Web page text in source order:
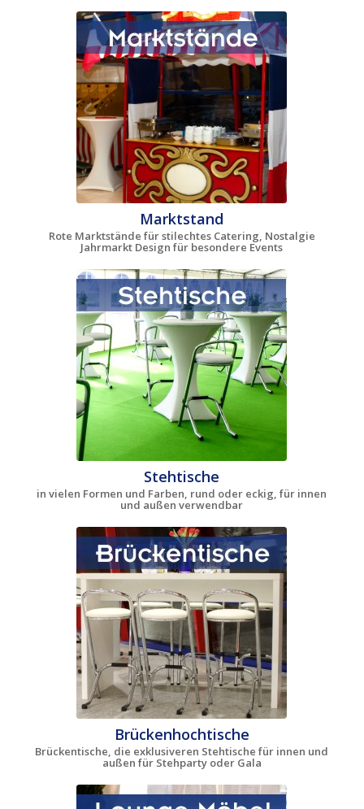
Marktstand
Rote Marktstände für stilechtes Catering, Nostalgie
Jahrmarkt Design für besondere Events
Stehtische
in vielen Formen und Farben, rund oder eckig, für innen
und außen verwendbar
Brückenhochtische
Brückentische, die exklusiveren Stehtische für innen und
außen für Stehparty oder Gala